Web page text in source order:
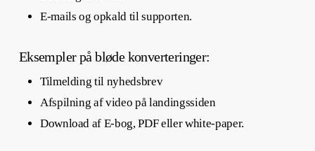
E-mails og opkald til supporten.
Eksempler på bløde konverteringer:
Tilmelding til nyhedsbrev
Afspilning af video på landingssiden
Download af E-bog, PDF eller white-paper.